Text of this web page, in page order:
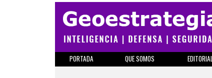
PORTADA QUE SOMOS